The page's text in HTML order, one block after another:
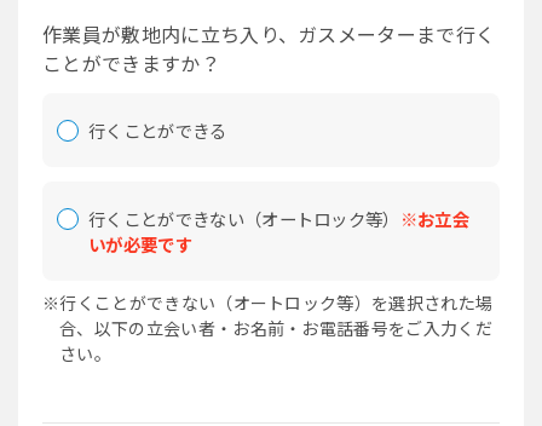
作業員が敷地内に立ち入り、ガスメーターまで行く
ことができますか？
行くことができる
行くことができない（オートロック等）
※お立会
いが必要です
※行くことができない（オートロック等）を選択された場
合、以下の立会い者・お名前・お電話番号をご入力くだ
さい。